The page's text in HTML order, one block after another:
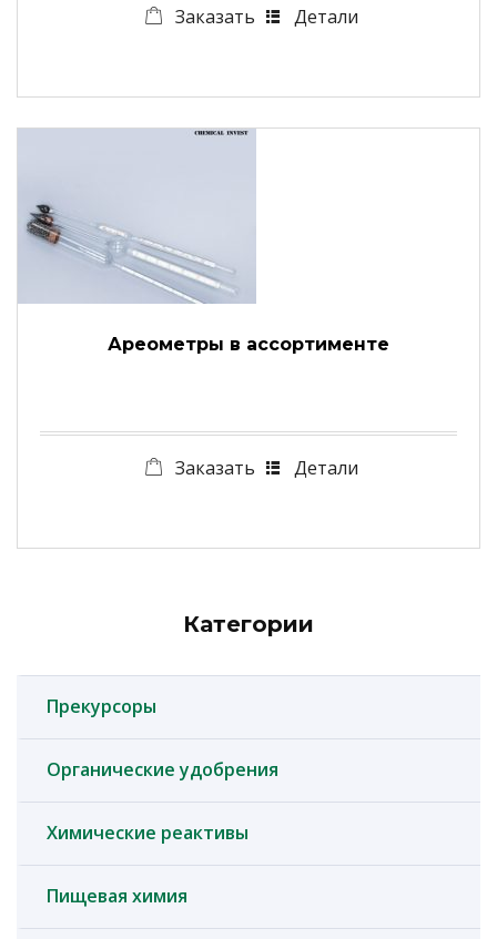
Заказать Детали
Ареометры в ассортименте
Заказать Детали
Категории
Прекурсоры
Органические удобрения
Химические реактивы
Пищевая химия